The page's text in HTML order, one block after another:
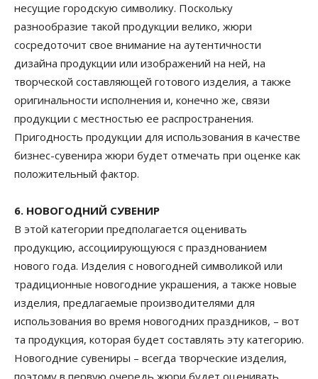
несущие городскую символику. Поскольку
разнообразие такой продукции велико, жюри
сосредоточит свое внимание на аутентичности
дизайна продукции или изображений на ней, на
творческой составляющей готового изделия, а также
оригинальности исполнения и, конечно же, связи
продукции с местностью ее распространения.
Пригодность продукции для использования в качестве
бизнес-сувенира жюри будет отмечать при оценке как
положительный фактор.
6. НОВОГОДНИЙ СУВЕНИР
В этой категории предполагается оценивать
продукцию, ассоциирующуюся с празднованием
нового года. Изделия с новогодней символикой или
традиционные новогодние украшения, а также новые
изделия, предлагаемые производителями для
использования во время новогодних праздников, – вот
та продукция, которая будет составлять эту категорию.
Новогодние сувениры – всегда творческие изделия,
поэтому в первую очередь жюри будет оценивать